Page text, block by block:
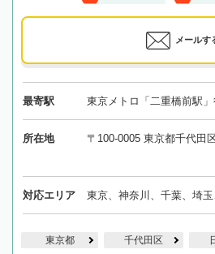
メールす
最寄駅 東京メトロ「二重橋前駅
所在地 〒100-0005 東京都千代田
対応エリア 東京、神奈川、千葉、埼
東京都 千代田区